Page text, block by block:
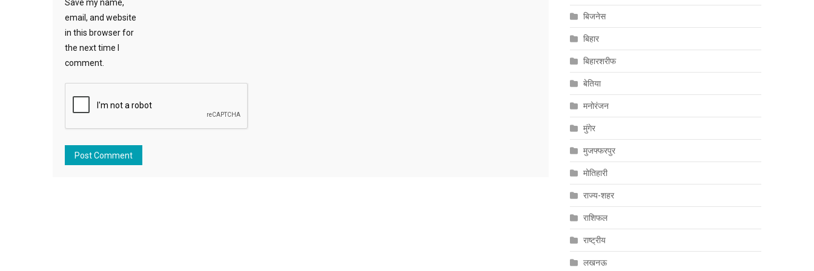
Save my name,
email, and website
in this browser for
the next time I
comment.
बिजनेस
बिहार
बिहारशरीफ
बेतिया
मनोरंजन
मुंगेर
मुजफ्फरपुर
मोतिहारी
राज्य-शहर
राशिफल
राष्ट्रीय
लखनऊ